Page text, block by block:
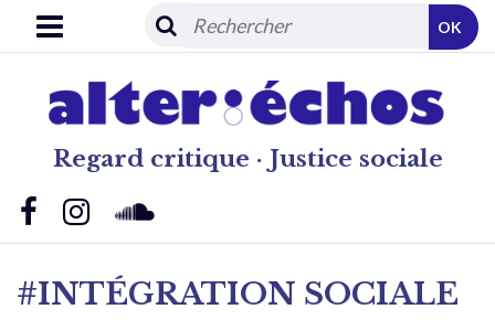
Regard critique · Justice sociale
OK
#INTÉGRATION SOCIALE